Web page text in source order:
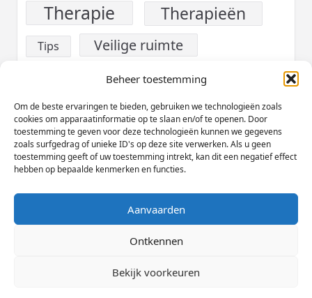
Beheer toestemming
Om de beste ervaringen te bieden, gebruiken we technologieën zoals
cookies om apparaatinformatie op te slaan en/of te openen. Door
toestemming te geven voor deze technologieën kunnen we gegevens
zoals surfgedrag of unieke ID's op deze site verwerken. Als u geen
toestemming geeft of uw toestemming intrekt, kan dit een negatief effect
hebben op bepaalde kenmerken en functies.
Aanvaarden
Ontkennen
Bekijk voorkeuren
Therapie Therapieën
Tips Veilige ruimte
verslaving Voeding
Welzijn Werk
Zelfzorg
Copyright © 2026Yuki Magazine Thema